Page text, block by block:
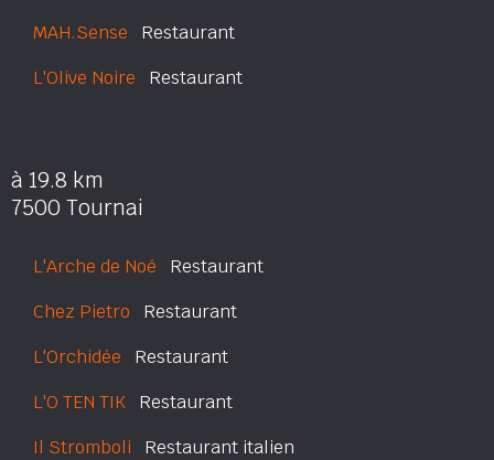
MAH.Sense Restaurant
L'Olive Noire Restaurant
à 19.8 km
7500 Tournai
L'Arche de Noé Restaurant
Chez Pietro Restaurant
L'Orchidée Restaurant
L'O TEN TIK Restaurant
Il Stromboli Restaurant italien